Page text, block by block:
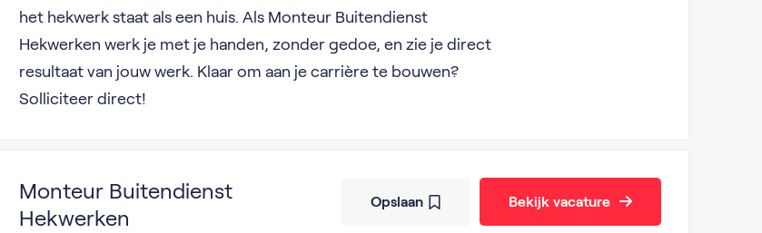
het hekwerk staat als een huis. Als Monteur Buitendienst
Hekwerken werk je met je handen, zonder gedoe, en zie je direct
resultaat van jouw werk. Klaar om aan je carrière te bouwen?
Solliciteer direct!
Monteur Buitendienst
Hekwerken
Opslaan Bekijk vacature